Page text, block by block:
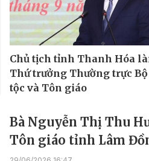
Chủ tịch tỉnh Thanh Hóa
Thứ trưởng Thường trực Bộ
tộc và Tôn giáo
Bà Nguyễn Thị Thu
Tôn giáo tỉnh Lâm